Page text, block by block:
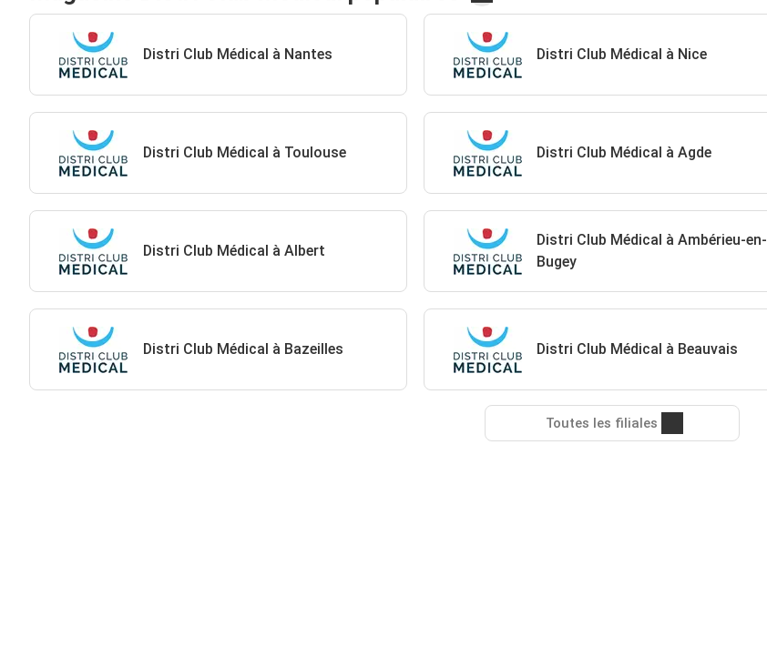
Distri Club Médical à Nantes Distri Club Médical à Nice
Distri Club Médical à Toulouse Distri Club Médical à Agde
Distri Club Médical à Albert
Distri Club Médical à Ambérieu-en-
Bugey
Distri Club Médical à Bazeilles Distri Club Médical à Beauvais
Toutes les filiales